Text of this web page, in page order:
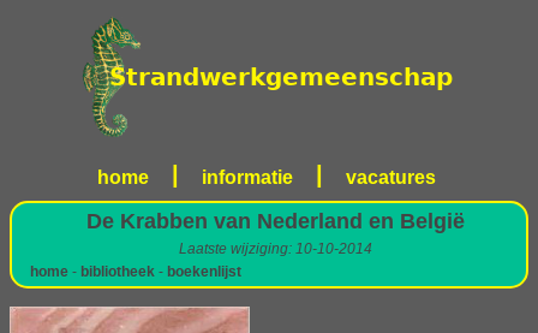
home informatie vacatures
De Krabben van Nederland en België
Laatste wijziging: 10-10-2014
home - bibliotheek - boekenlijst